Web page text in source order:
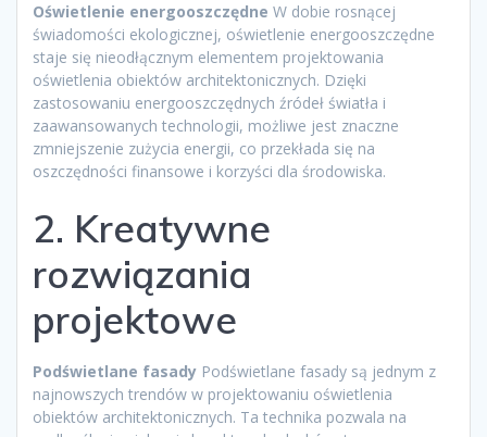
Oświetlenie energooszczędne W dobie rosnącej
świadomości ekologicznej, oświetlenie energooszczędne
staje się nieodłącznym elementem projektowania
oświetlenia obiektów architektonicznych. Dzięki
zastosowaniu energooszczędnych źródeł światła i
zaawansowanych technologii, możliwe jest znaczne
zmniejszenie zużycia energii, co przekłada się na
oszczędności finansowe i korzyści dla środowiska.
2. Kreatywne
rozwiązania
projektowe
Podświetlane fasady Podświetlane fasady są jednym z
najnowszych trendów w projektowaniu oświetlenia
obiektów architektonicznych. Ta technika pozwala na